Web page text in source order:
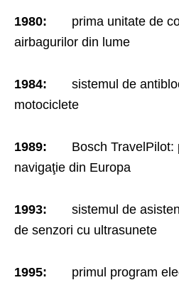
1980: prima unitate de
airbagurilor din lume
1984: sistemul de
motociclete
1989: Bosch TravelPilot:
navigaţie din Europa
1993: sistemul de
de senzori cu ultrasunete
1995: primul program